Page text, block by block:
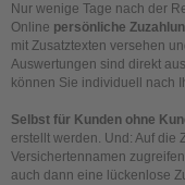
Nur wenige Tage nach der
Online persönliche
mit Zusatztexten versehen
Auswertungen sind direkt
können Sie individuell nach
Selbst für Kunden ohne
erstellt werden. Und: Auf die
Versichertennamen
auch dann eine lückenlose